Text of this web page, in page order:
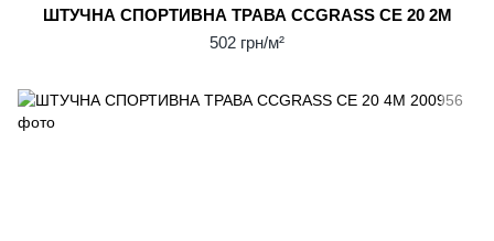
ШТУЧНА СПОРТИВНА ТРАВА CCGRASS СЕ 20 2М
502 грн/м²